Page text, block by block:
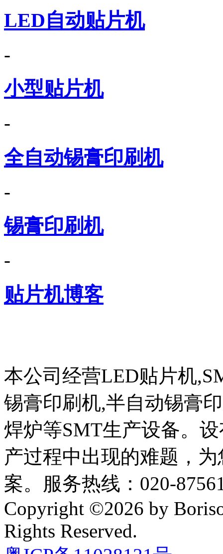
LED自动贴片机
-
小型贴片机
-
全自动锡膏印刷机
-
锡膏印刷机
-
贴片机博客
本公司经营LED贴片机
锡膏印刷机,半自动锡膏
焊炉等SMT生产设备。
产过程中出现的难题，
案。服务热线：020-
Copyright ©2026 by
Rights Reserved.